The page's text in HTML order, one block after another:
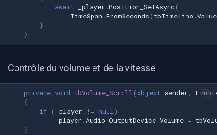
await
_player .Position_SetAsync (
TimeSpan .FromSeconds ( tbTimeline.Value
}
}
Contrôle du volume et de la vitesse
private void tbVolume_Scroll (object sender ,
{
if
( _player != null)
_player .Audio_OutputDevice_Volume =
}